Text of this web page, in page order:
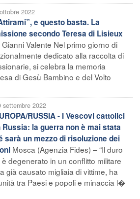
2022
e questo basta. La
secondo Teresa di Lisieux
Gianni Valente Nel primo giorno di
dedicato alla raccolta di
si celebra la memoria
di Gesù Bambino e del Volto
settembre 2022
RUSSIA - I Vescovi cattolici
Russia: la guerra non è mai stata
sarà un mezzo di risoluzione dei
Mosca (Agenzia Fides) – “Il duro
degenerato in un conflitto militare
già causato migliaia di vittime, ha
tra Paesi e popoli e minaccia l�